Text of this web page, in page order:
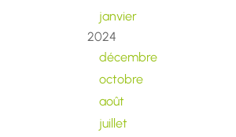
janvier
2024
décembre
octobre
août
juillet